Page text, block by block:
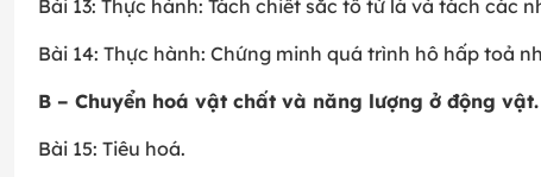
Bài 13: Thực hành: Tách chiết sắc tố từ lá và tách các
Bài 14: Thực hành: Chứng minh quá trình hô hấp toả
B – Chuyển hoá vật chất và năng lượng ở động vật.
Bài 15: Tiêu hoá.